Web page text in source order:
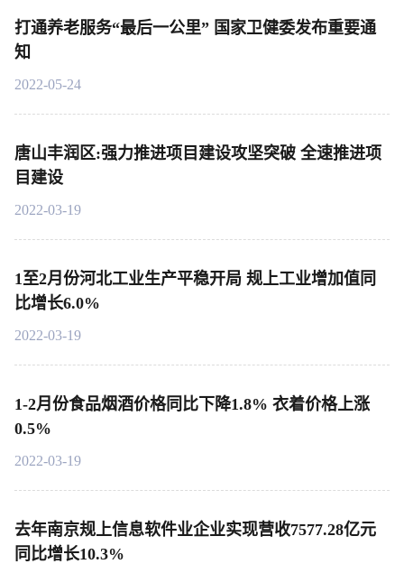
打通养老服务“最后一公里” 国家卫健委发布重要通
知
2022-05-24
唐山丰润区:强力推进项目建设攻坚突破 全速推进项
目建设
2022-03-19
1至2月份河北工业生产平稳开局 规上工业增加值同
比增长6.0%
2022-03-19
1-2月份食品烟酒价格同比下降1.8% 衣着价格上涨
0.5%
2022-03-19
去年南京规上信息软件业企业实现营收7577.28亿元
同比增长10.3%